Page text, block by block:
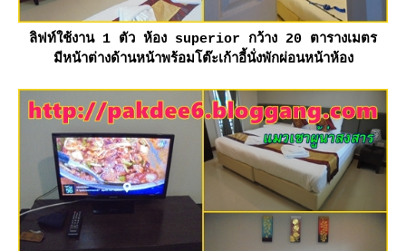
ลิฟท์ใช้งาน 1 ตัว ห้อง superior กว้าง 20 ตารางเมตร
มีหน้าต่างด้านหน้าพร้อมโต๊ะเก้าอี้นั่งพักผ่อนหน้าห้อง